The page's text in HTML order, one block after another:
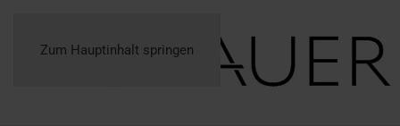
Zum Hauptinhalt springen